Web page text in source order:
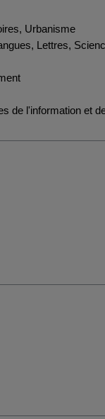
Urbanisme
Lettres,
de l'information et